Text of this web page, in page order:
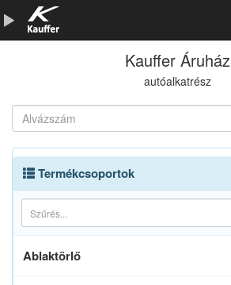
Szerszámkatalógus
Alkatrészek
Kauffer Áruház
autóalkatrész
Termékcsoportok
Ablaktörlő